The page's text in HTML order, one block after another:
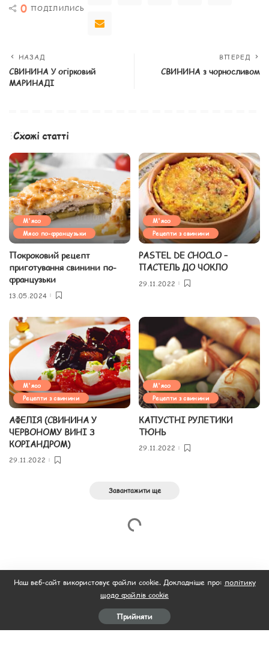
0 ПОДІЛИЛИСЬ
НАЗАД
СВИНИНА У огірковий
МАРИНАДІ
ВПЕРЕД
СВИНИНА з чорносливом
Схожі статті
М'ясо
Мясо по-французьки
Покроковий рецепт
приготування свинини по-
французьки
13.05.2024
М'ясо
Рецепти з свинини
PASTEL DE CHOCLO –
ПАСТЕЛЬ ДО ЧОКЛО
29.11.2022
М'ясо
Рецепти з свинини
АФЕЛІЯ (СВИНИНА У
ЧЕРВОНОМУ ВИНІ З
КОРІАНДРОМ)
29.11.2022
М'ясо
Рецепти з свинини
КАПУСТНІ РУЛЕТИКИ
ТЮНЬ
29.11.2022
Завантажити ще
Наш веб-сайт використовує файли cookie. Докладніше про: політику
щодо файлів cookie
Прийняти